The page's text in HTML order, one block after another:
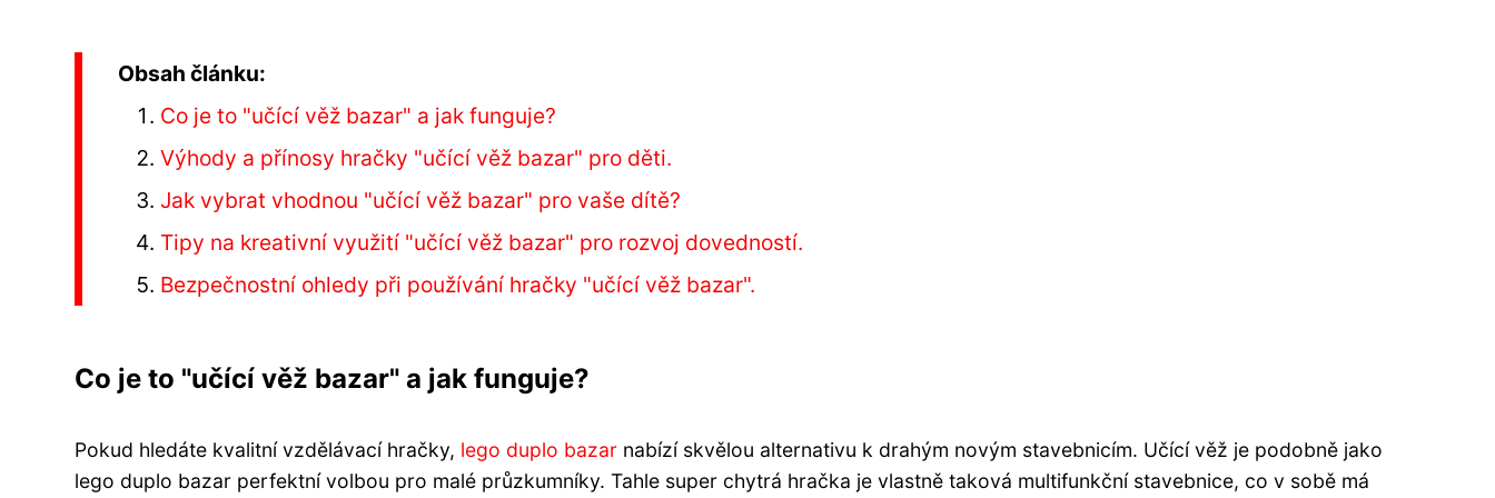
Obsah článku:
Co je to "učící věž bazar" a jak funguje?
Výhody a přínosy hračky "učící věž bazar" pro děti.
Jak vybrat vhodnou "učící věž bazar" pro vaše dítě?
Tipy na kreativní využití "učící věž bazar" pro rozvoj dovedností.
Bezpečnostní ohledy při používání hračky "učící věž bazar".
Co je to "učící věž bazar" a jak funguje?
Pokud hledáte kvalitní vzdělávací hračky, lego duplo bazar nabízí skvělou alternativu k drahým novým stavebnicím. Učící věž je podobně jako
lego duplo bazar perfektní volbou pro malé průzkumníky. Tahle super chytrá hračka je vlastně taková multifunkční stavebnice, co v sobě má